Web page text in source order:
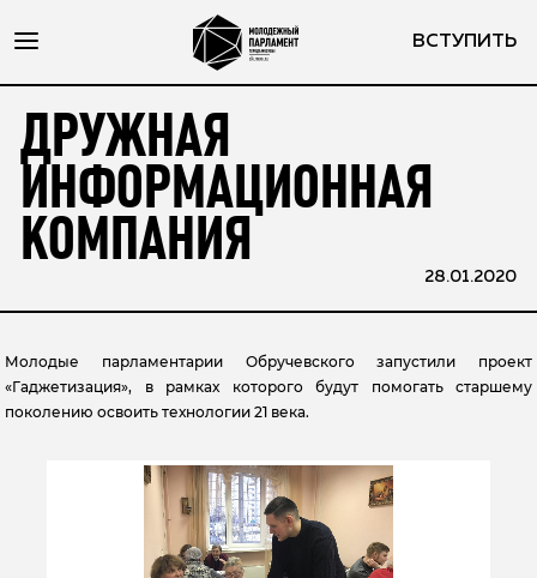
ВСТУПИТЬ
ДРУЖНАЯ
ИНФОРМАЦИОННАЯ
КОМПАНИЯ
28.01.2020
Молодые парламентарии Обручевского запустили проект
«Гаджетизация», в рамках которого будут помогать старшему
поколению освоить технологии 21 века.